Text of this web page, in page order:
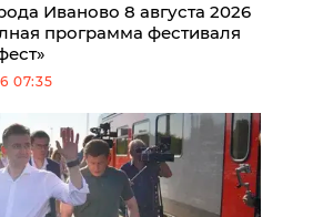
Иваново 8 августа 2026
программа фестиваля
07:35